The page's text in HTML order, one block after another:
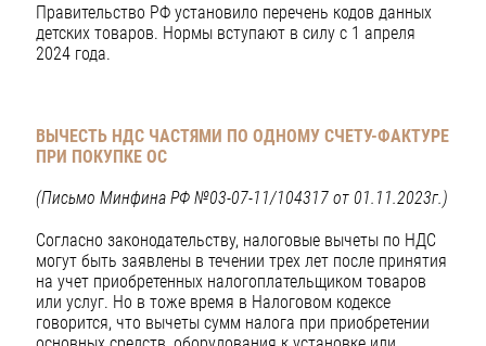
Правительство РФ установило перечень кодов данных
детских товаров. Нормы вступают в силу с 1 апреля
2024 года.
ВЫЧЕСТЬ НДС ЧАСТЯМИ ПО ОДНОМУ СЧЕТУ-ФАКТУРЕ
ПРИ ПОКУПКЕ ОС
(Письмо Минфина РФ №03-07-11/104317 от 01.11.2023г.)
Согласно законодательству, налоговые вычеты по НДС
могут быть заявлены в течении трех лет после принятия
на учет приобретенных налогоплательщиком товаров
или услуг. Но в тоже время в Налоговом кодексе
говорится, что вычеты сумм налога при приобретении